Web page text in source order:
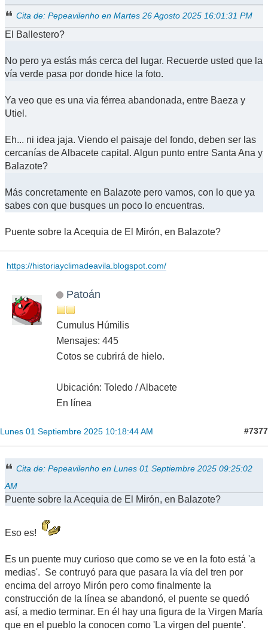
Cita de: Pepeavilenho en Martes 26 Agosto 2025 16:01:31 PM
El Ballestero?
No pero ya estás más cerca del lugar. Recuerde usted que la
vía verde pasa por donde hice la foto.
Ya veo que es una via férrea abandonada, entre Baeza y
Utiel.
Eh... ni idea jaja. Viendo el paisaje del fondo, deben ser las
cercanías de Albacete capital. Algun punto entre Santa Ana y
Balazote?
Más concretamente en Balazote pero vamos, con lo que ya
sabes con que busques un poco lo encuentras.
Puente sobre la Acequia de El Mirón, en Balazote?
https://historiayclimadeavila.blogspot.com/
Patoán
Cumulus Húmilis
Mensajes: 445
Cotos se cubrirá de hielo.
Ubicación: Toledo / Albacete
En línea
Lunes 01 Septiembre 2025 10:18:44 AM #7377
Cita de: Pepeavilenho en Lunes 01 Septiembre 2025 09:25:02
AM
Puente sobre la Acequia de El Mirón, en Balazote?
Eso es!
Es un puente muy curioso que como se ve en la foto está 'a
medias'. Se contruyó para que pasara la vía del tren por
encima del arroyo Mirón pero como finalmente la
construcción de la línea se abandonó, el puente se quedó
así, a medio terminar. En él hay una figura de la Virgen María
que en el pueblo la conocen como 'La virgen del puente'.